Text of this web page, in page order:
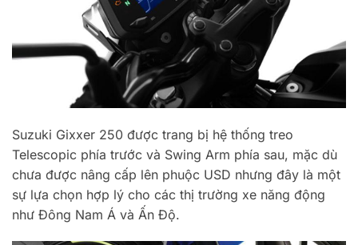
Suzuki Gixxer 250 được trang bị hệ thống treo
Telescopic phía trước và Swing Arm phía sau, mặc dù
chưa được nâng cấp lên phuộc USD nhưng đây là một
sự lựa chọn hợp lý cho các thị trường xe năng động
như Đông Nam Á và Ấn Độ.